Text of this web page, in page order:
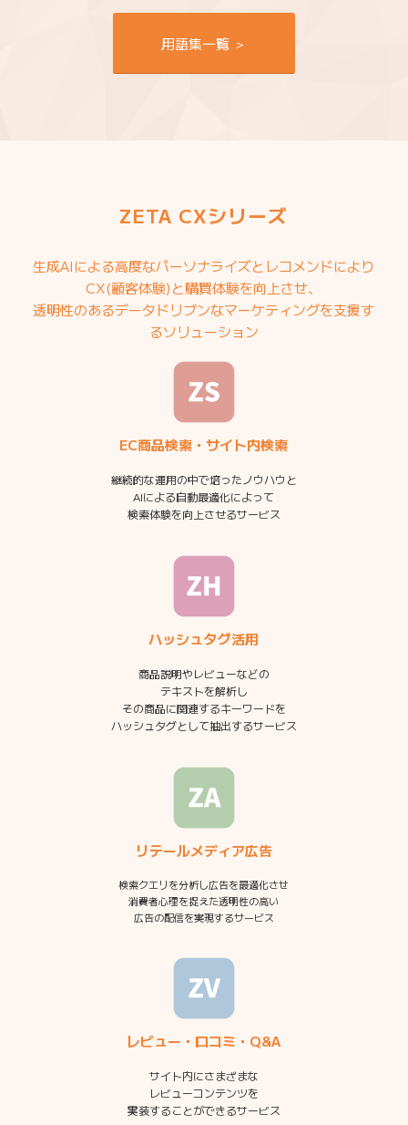
用語集一覧 ＞
ZETA CXシリーズ
生成AIによる高度なパーソナライズとレコメンドにより
CX(顧客体験)と購買体験を向上させ、
透明性のあるデータドリブンなマーケティングを支援す
るソリューション
EC商品検索・サイト内検索
継続的な運用の中で培ったノウハウと
AIによる自動最適化によって
検索体験を向上させるサービス
ハッシュタグ活用
商品説明やレビューなどの
テキストを解析し
その商品に関連するキーワードを
ハッシュタグとして抽出するサービス
リテールメディア広告
検索クエリを分析し広告を最適化させ
消費者心理を捉えた透明性の高い
広告の配信を実現するサービス
レビュー・口コミ・Q&A
サイト内にさまざまな
レビューコンテンツを
実装することができるサービス